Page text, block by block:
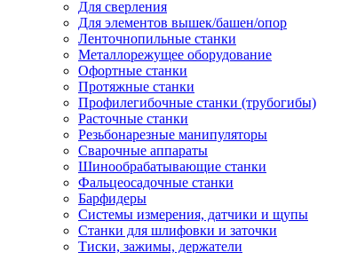
Для сверления
Для элементов вышек/башен/опор
Ленточнопильные станки
Металлорежущее оборудование
Офортные станки
Протяжные станки
Профилегибочные станки (трубогибы)
Расточные станки
Резьбонарезные манипуляторы
Сварочные аппараты
Шинообрабатывающие станки
Фальцеосадочные станки
Барфидеры
Системы измерения, датчики и щупы
Станки для шлифовки и заточки
Тиски, зажимы, держатели